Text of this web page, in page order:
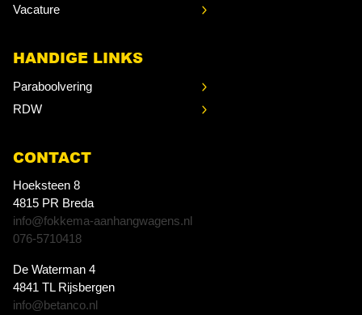
Vacature
HANDIGE LINKS
Paraboolvering
RDW
CONTACT
Hoeksteen 8
4815 PR Breda
info@fokkema-aanhangwagens.nl
076-5710418
De Waterman 4
4841 TL Rijsbergen
info@betanco.nl